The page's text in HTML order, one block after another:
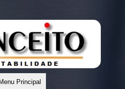
Menu Principal